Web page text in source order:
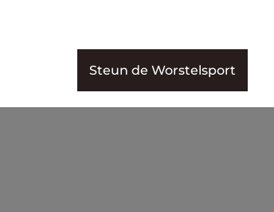
Steun de Worstelsport